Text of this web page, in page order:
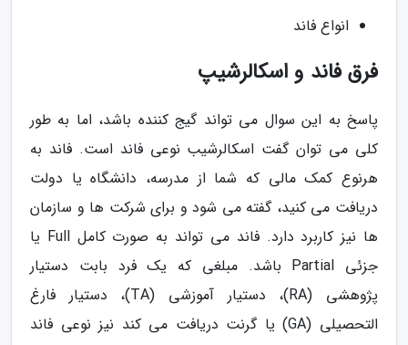
انواع فاند
فرق فاند و اسکالرشیپ
پاسخ به این سوال می تواند گیج کننده باشد، اما به طور
کلی می توان گفت اسکالرشیب نوعی فاند است. فاند به
هرنوع کمک مالی که شما از مدرسه، دانشگاه یا دولت
دریافت می کنید، گفته می شود و برای شرکت ها و سازمان
ها نیز کاربرد دارد. فاند می تواند به صورت کامل Full یا
جزئی Partial باشد. مبلغی که یک فرد بابت دستیار
پژوهشی (RA)، دستیار آموزشی (TA)، دستیار فارغ
التحصیلی (GA) یا گرنت دریافت می کند نیز نوعی فاند